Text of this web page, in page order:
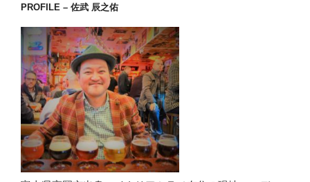
PROFILE – 佐武 辰之佑